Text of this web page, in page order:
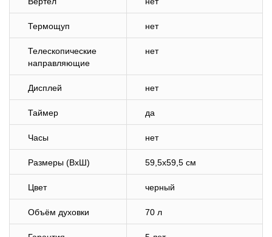
Термощуп нет
Телескопические
направляющие
нет
Дисплей нет
Таймер да
Часы нет
Размеры (ВхШ) 59,5х59,5 см
Цвет черный
Объём духовки 70 л